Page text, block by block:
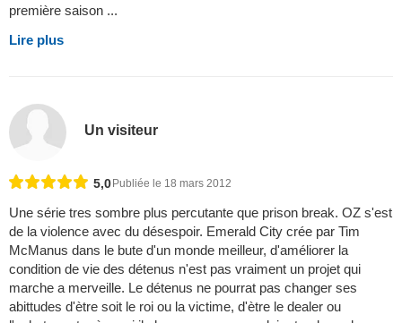
première saison ...
Lire plus
Un visiteur
5,0Publiée le 18 mars 2012
Une série tres sombre plus percutante que prison break. OZ s'est
de la violence avec du désespoir. Emerald City crée par Tim
McManus dans le bute d'un monde meilleur, d'améliorer la
condition de vie des détenus n'est pas vraiment un projet qui
marche a merveille. Le détenus ne pourrat pas changer ses
abittudes d'ètre soit le roi ou la victime, d'ètre le dealer ou